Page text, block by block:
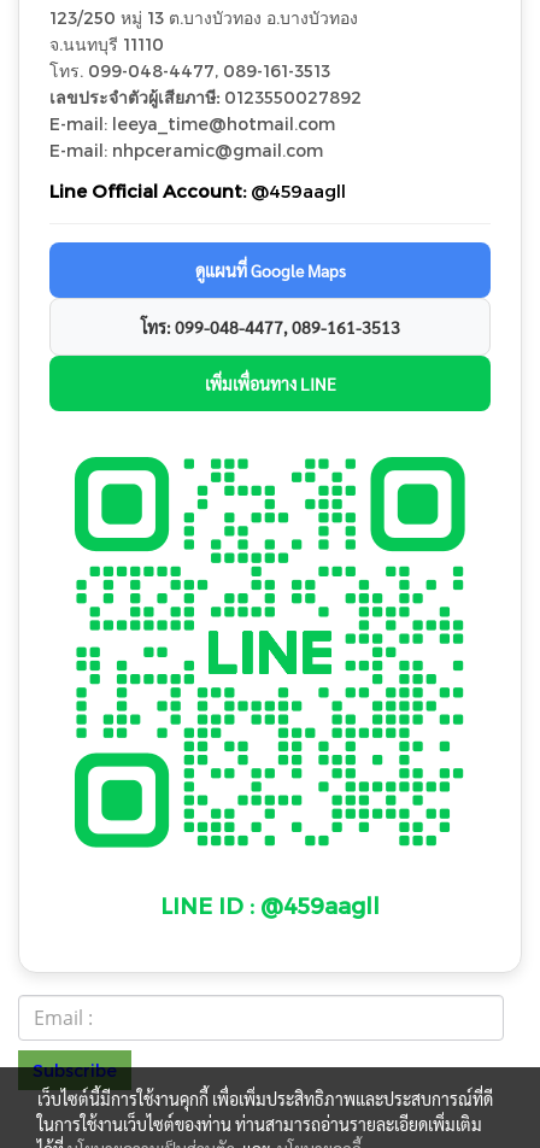
123/250 หมู่ 13 ต.บางบัวทอง อ.บางบัวทอง
จ.นนทบุรี 11110
โทร. 099-048-4477, 089-161-3513
เลขประจำตัวผู้เสียภาษี: 0123550027892
E-mail: leeya_time@hotmail.com
E-mail: nhpceramic@gmail.com
Line Official Account:@459aagll
ดูแผนที่ Google Maps
โทร: 099-048-4477, 089-161-3513
เพิ่มเพื่อนทาง LINE
LINE ID : @459aagll
Subscribe
ร.099 0© Copyright 2022 All Rights Reserved
เว็บไซต์นี้มีการใช้งานคุกกี้ เพื่อเพิ่มประสิทธิภาพและประสบการณ์ที่ดี
ในการใช้งานเว็บไซต์ของท่าน ท่านสามารถอ่านรายละเอียดเพิ่มเติม